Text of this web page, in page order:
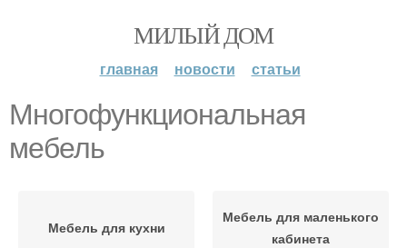
МИЛЫЙ ДОМ
главная новости статьи
Многофункциональная
мебель
Мебель для кухни
Мебель для маленького
кабинета